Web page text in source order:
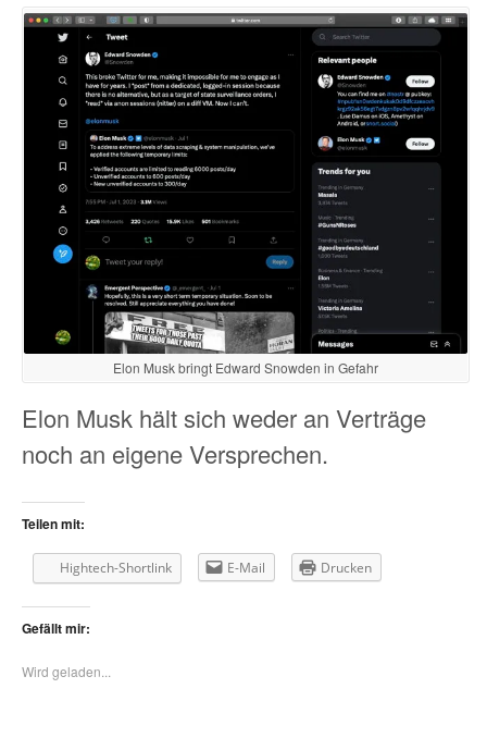
Elon Musk bringt Edward Snowden in Gefahr
Elon Musk hält sich weder an Verträge
noch an eigene Versprechen.
Teilen mit:
Hightech-Shortlink E-Mail Drucken
Gefällt mir:
Wird geladen...